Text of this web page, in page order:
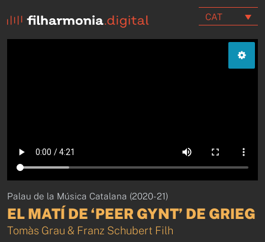
CAT
Palau de la Música Catalana (2020-21)
EL MATÍ DE ‘PEER GYNT’ DE GRIEG
Tomàs Grau & Franz Schubert Filh